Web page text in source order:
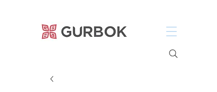
거복푸드